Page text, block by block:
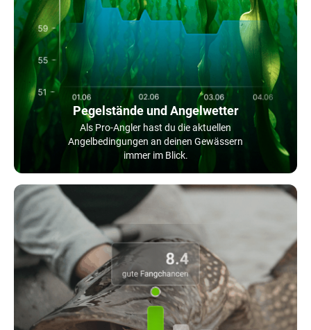
Pegelstände und Angelwetter
Als Pro-Angler hast du die aktuellen
Angelbedingungen an deinen Gewässern
immer im Blick.